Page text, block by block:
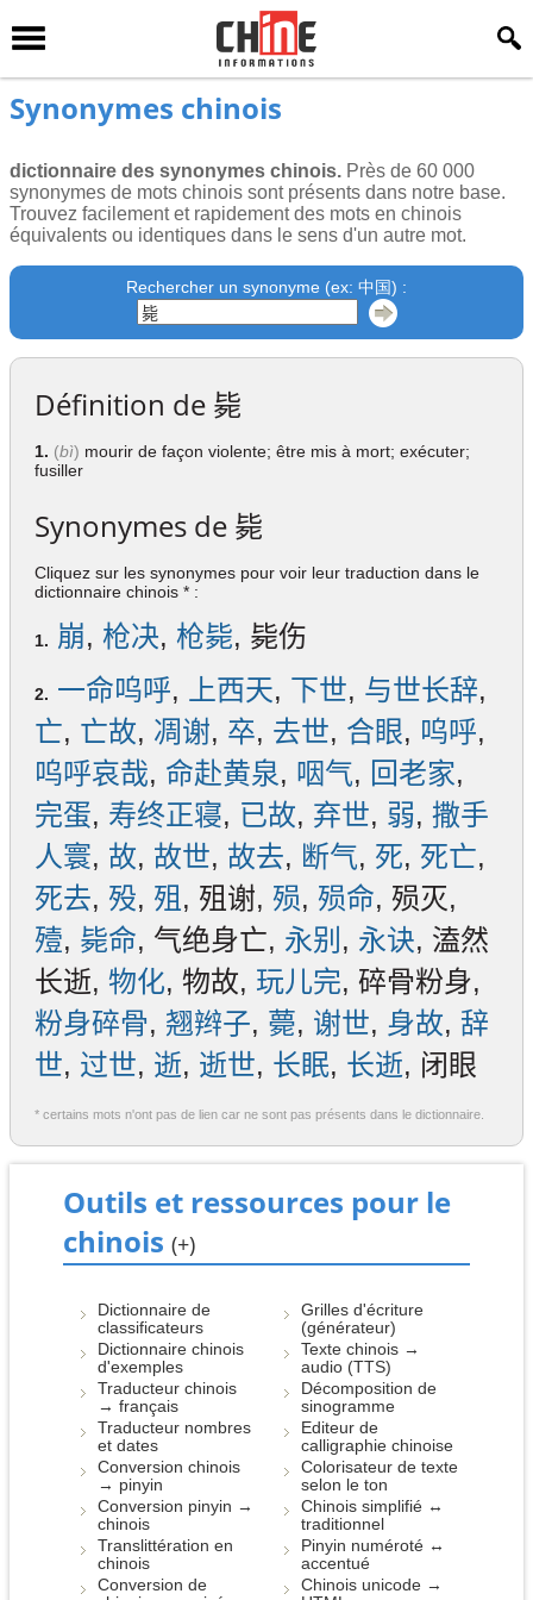
Synonymes chinois
dictionnaire des synonymes chinois. Près de 60 000
synonymes de mots chinois sont présents dans notre base.
Trouvez facilement et rapidement des mots en chinois
équivalents ou identiques dans le sens d'un autre mot.
Rechercher un synonyme (ex: 中国) :
Définition de 毙
1. (bì) mourir de façon violente; être mis à mort; exécuter;
fusiller
Synonymes de 毙
Cliquez sur les synonymes pour voir leur traduction dans le
dictionnaire chinois * :
1. 崩, 枪决, 枪毙, 毙伤
2. 一命呜呼, 上西天, 下世, 与世长辞,
亡, 亡故, 凋谢, 卒, 去世, 合眼, 呜呼,
呜呼哀哉, 命赴黄泉, 咽气, 回老家,
完蛋, 寿终正寝, 已故, 弃世, 弱, 撒手
人寰, 故, 故世, 故去, 断气, 死, 死亡,
死去, 殁, 殂 , 殂谢, 殒, 殒命, 殒灭,
殪, 毙命, 气绝身亡, 永别 , 永诀, 溘然
长逝, 物化, 物故, 玩儿完, 碎骨粉身,
粉身碎骨, 翘辫子, 薨, 谢世, 身故, 辞
世, 过世, 逝, 逝世, 长眠, 长逝, 闭眼
* certains mots n'ont pas de lien car ne sont pas présents dans le dictionnaire.
Outils et ressources pour le
chinois (+)
Dictionnaire de
classificateurs
Dictionnaire chinois
d'exemples
Traducteur chinois
→ français
Traducteur nombres
et dates
Conversion chinois
→ pinyin
Conversion pinyin →
chinois
Translittération en
chinois
Conversion de
Grilles d'écriture
(générateur)
Texte chinois →
audio (TTS)
Décomposition de
sinogramme
Editeur de
calligraphie chinoise
Colorisateur de texte
selon le ton
Chinois simplifié ↔
traditionnel
Pinyin numéroté ↔
accentué
Chinois unicode →